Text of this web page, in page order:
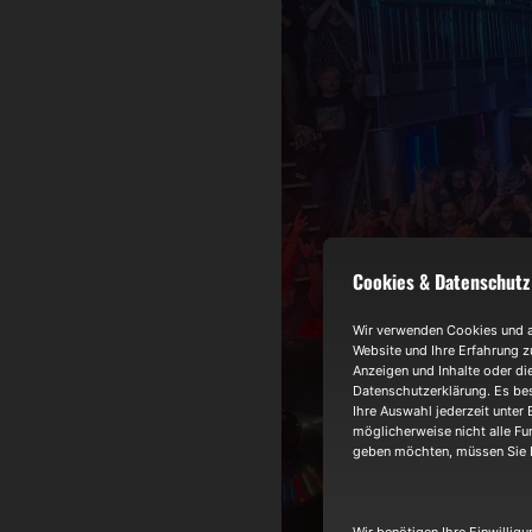
Cookies & Datenschutz
Wir verwenden Cookies und
Website und Ihre Erfahrung
Anzeigen und Inhalte oder
Datenschutzerklärung. Es
Ihre Auswahl jederzeit unter
möglicherweise nicht alle
geben möchten, müssen